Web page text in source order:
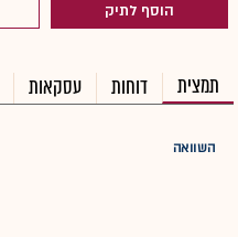
הוסף לתיק
תמצית דוחות עסקאות
השוואה